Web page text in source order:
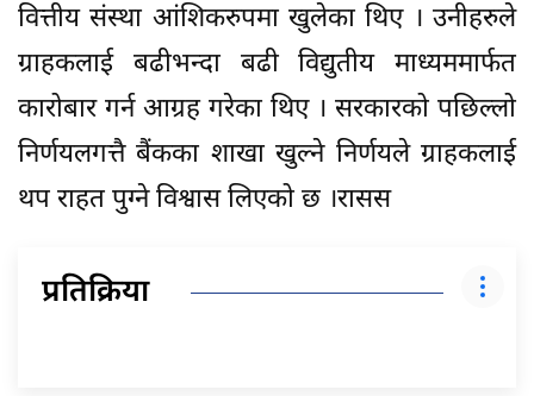
वित्तीय संस्था आंशिकरुपमा खुलेका थिए । उनीहरुले
ग्राहकलाई बढीभन्दा बढी विद्युतीय माध्यममार्फत
कारोबार गर्न आग्रह गरेका थिए । सरकारको पछिल्लो
निर्णयलगत्तै बैंकका शाखा खुल्ने निर्णयले ग्राहकलाई
थप राहत पुग्ने विश्वास लिएको छ ।रासस
प्रतिक्रिया